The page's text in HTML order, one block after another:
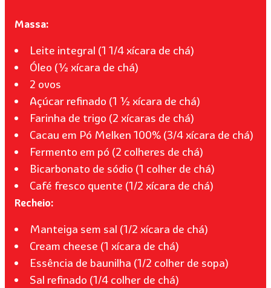
Massa:
Leite integral (1 1/4 xícara de chá)
Óleo (½ xícara de chá)
2 ovos
Açúcar refinado (1 ½ xícara de chá)
Farinha de trigo (2 xícaras de chá)
Cacau em Pó Melken 100% (3/4 xícara de chá)
Fermento em pó (2 colheres de chá)
Bicarbonato de sódio (1 colher de chá)
Café fresco quente (1/2 xícara de chá)
Recheio:
Manteiga sem sal (1/2 xícara de chá)
Cream cheese (1 xícara de chá)
Essência de baunilha (1/2 colher de sopa)
Sal refinado (1/4 colher de chá)